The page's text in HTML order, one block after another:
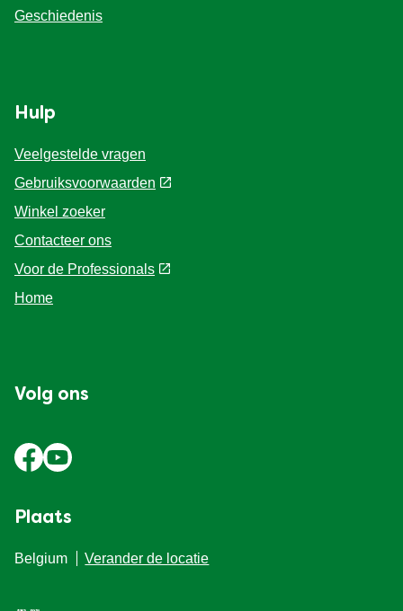
Geschiedenis
Hulp
Veelgestelde vragen
Gebruiksvoorwaarden
Winkel zoeker
Contacteer ons
Voor de Professionals
Home
Volg ons
Plaats
Belgium Verander de locatie